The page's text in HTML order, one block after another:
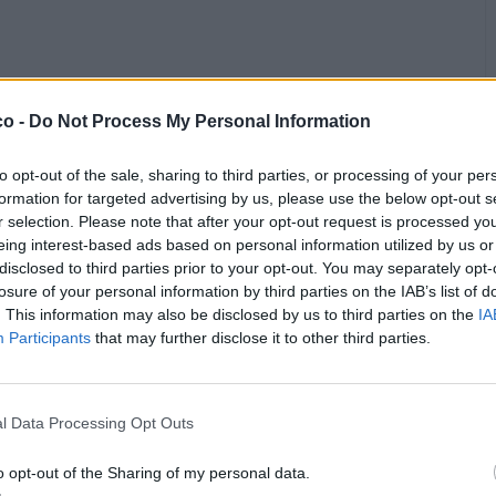
- Do Not Process My Personal Information
opt-out of the sale, sharing to third parties, or processing of your
for targeted advertising by us, please use the below opt-out
selection. Please note that after your opt-out request is processed
interest-based ads based on personal information utilized by us
to third parties prior to your opt-out. You may separately
of your personal information by third parties on the IAB’s list of
This information may also be disclosed by us to third parties on the
Participants that may further disclose it to other third parties.
Data Processing Opt Outs
opt-out of the Sharing of my personal data.
31 Dicembre 2020- 10.209 visualizzazioni
il buon ministro Boccia che dopo aver spostato la messa di
si occupa di far festeggiare il capodanno agli italiani
gli indirizzi del decreto